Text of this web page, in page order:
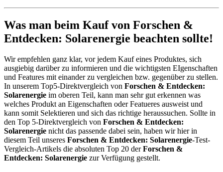
Was man beim Kauf von Forschen &
Entdecken: Solarenergie beachten sollte!
Wir empfehlen ganz klar, vor jedem Kauf eines Produktes, sich
ausgiebig darüber zu informieren und die wichtigsten EIgenschaften
und Features mit einander zu vergleichen bzw. gegenüber zu stellen.
In unserem Top5-Direktvergleich von Forschen & Entdecken:
Solarenergie im oberen Teil, kann man sehr gut erkennen was
welches Produkt an Eigenschaften oder Featueres ausweist und
kann somit Selektieren und sich das richtige heraussuchen. Sollte in
den Top 5-Direktvergleich von Forschen & Entdecken:
Solarenergie nicht das passende dabei sein, haben wir hier in
diesem Teil unseres Forschen & Entdecken: Solarenergie-Test-
Vergleich-Artikels die absoluten Top 20 derForschen &
Entdecken: Solarenergie zur Verfügung gestellt.